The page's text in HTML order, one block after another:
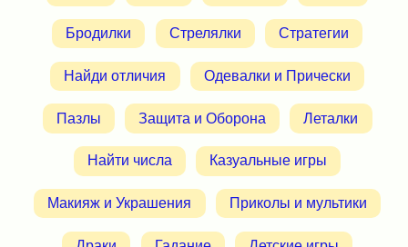
Бродилки Стрелялки Стратегии
Найди отличия Одевалки и Прически
Пазлы Защита и Оборона Леталки
Найти числа Казуальные игры
Макияж и Украшения Приколы и мультики